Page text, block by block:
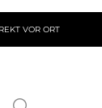
VOR ORT